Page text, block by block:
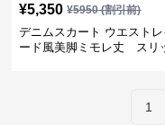
¥5,350 ¥5950(割引前)
デニムスカート ウエストレ
ード風美脚ミモレ丈 スリ
1